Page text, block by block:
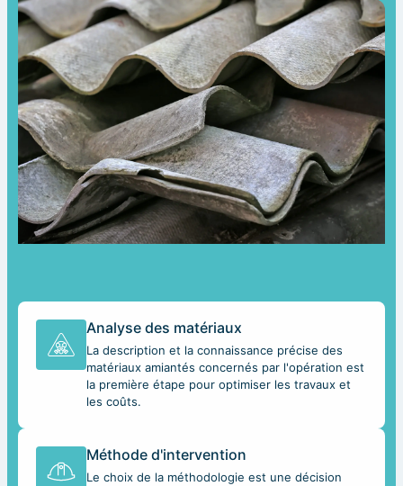
Analyse des matériaux
La description et la connaissance précise des
matériaux amiantés concernés par l'opération est
la première étape pour optimiser les travaux et
les coûts.
Méthode d'intervention
Le choix de la méthodologie est une décision